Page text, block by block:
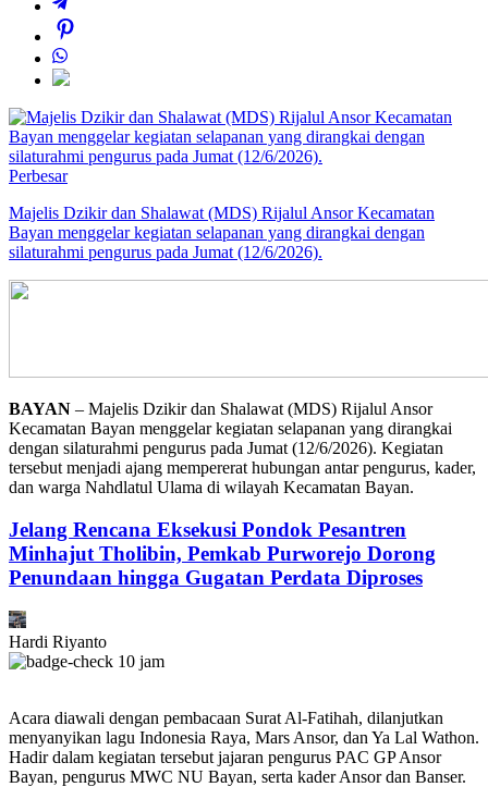
Perbesar
Majelis Dzikir dan Shalawat (MDS) Rijalul Ansor Kecamatan
Bayan menggelar kegiatan selapanan yang dirangkai dengan
silaturahmi pengurus pada Jumat (12/6/2026).
BAYAN – Majelis Dzikir dan Shalawat (MDS) Rijalul Ansor
Kecamatan Bayan menggelar kegiatan selapanan yang dirangkai
dengan silaturahmi pengurus pada Jumat (12/6/2026). Kegiatan
tersebut menjadi ajang mempererat hubungan antar pengurus, kader,
dan warga Nahdlatul Ulama di wilayah Kecamatan Bayan.
Jelang Rencana Eksekusi Pondok Pesantren
Minhajut Tholibin, Pemkab Purworejo Dorong
Penundaan hingga Gugatan Perdata Diproses
Hardi Riyanto
10 jam
Acara diawali dengan pembacaan Surat Al-Fatihah, dilanjutkan
menyanyikan lagu Indonesia Raya, Mars Ansor, dan Ya Lal Wathon.
Hadir dalam kegiatan tersebut jajaran pengurus PAC GP Ansor
Bayan, pengurus MWC NU Bayan, serta kader Ansor dan Banser.